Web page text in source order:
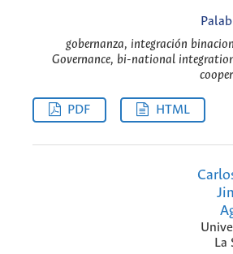
gobernanza, integración
Governance, bi-national
PDF HTML
La